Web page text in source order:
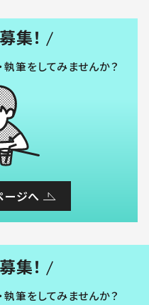
集！
執筆をしてみませんか？
ージへ
集！
執筆をしてみませんか？